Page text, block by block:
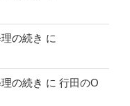
の続き に
の続き に 行田のO